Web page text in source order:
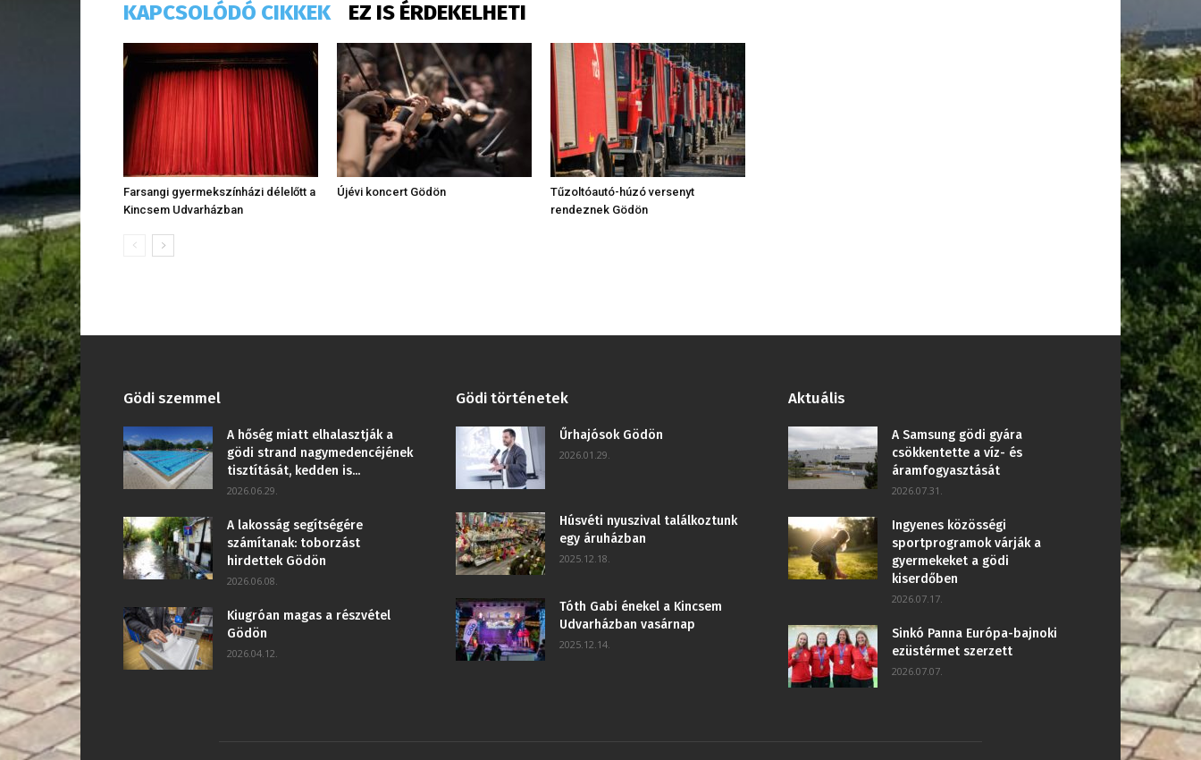
KAPCSOLÓDÓ CIKKEK EZ IS ÉRDEKELHETI
Farsangi gyermekszínházi délelőtt a
Kincsem Udvarházban
Újévi koncert Gödön
Tűzoltóautó-húzó versenyt
rendeznek Gödön
Gödi szemmel
A hőség miatt elhalasztják a
gödi strand nagymedencéjének
tisztítását, kedden is...
2026.06.29.
A lakosság segítségére
számítanak: toborzást
hirdettek Gödön
2026.06.08.
Kiugróan magas a részvétel
Gödön
2026.04.12.
Gödi történetek
Űrhajósok Gödön
2026.01.29.
Húsvéti nyuszival találkoztunk
egy áruházban
2025.12.18.
Tóth Gabi énekel a Kincsem
Udvarházban vasárnap
2025.12.14.
Aktuális
A Samsung gödi gyára
csökkentette a víz- és
áramfogyasztását
2026.07.31.
Ingyenes közösségi
sportprogramok várják a
gyermekeket a gödi
kiserdőben
2026.07.17.
Sinkó Panna Európa-bajnoki
ezüstérmet szerzett
2026.07.07.